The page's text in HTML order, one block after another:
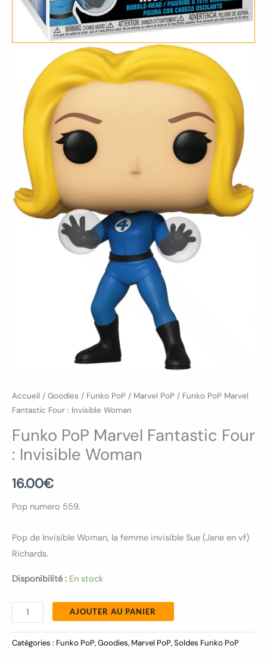
Accueil / Goodies / Funko PoP / Marvel PoP / Funko PoP Marvel
Fantastic Four : Invisible Woman
Funko PoP Marvel Fantastic Four
: Invisible Woman
16.00€
Pop numero 559.
Pop de Invisible Woman, la femme invisible Sue (Jane en vf)
Richards.
Disponibilité : En stock
AJOUTER AU PANIER
Catégories : Funko PoP,Goodies, Marvel PoP,Soldes Funko PoP